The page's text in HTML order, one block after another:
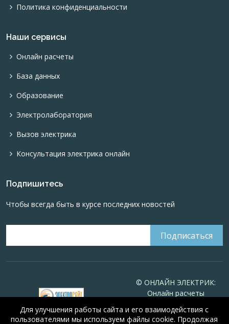
Политика конфиденциальности
Наши сервисы
Онлайн расчеты
База данных
Образование
Электролаборатория
Вызов электрика
Консультация электрика онлайн
Подпишитесь
Чтобы всегда быть в курсе последних новостей
© ОНЛАЙН ЭЛЕКТРИК:
Онлайн расчеты
Online-electric.ru, 2008-
Для улучшения работы сайта и его взаимодействия с
пользователями мы используем файлы cookie. Продолжая